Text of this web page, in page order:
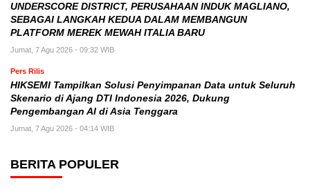
UNDERSCORE DISTRICT, PERUSAHAAN INDUK MAGLIANO,
SEBAGAI LANGKAH KEDUA DALAM MEMBANGUN
PLATFORM MEREK MEWAH ITALIA BARU
Jumat, 7 Agu 2026 - 09:32 WIB
Pers Rilis
HIKSEMI Tampilkan Solusi Penyimpanan Data untuk Seluruh
Skenario di Ajang DTI Indonesia 2026, Dukung
Pengembangan AI di Asia Tenggara
Jumat, 7 Agu 2026 - 04:14 WIB
BERITA POPULER